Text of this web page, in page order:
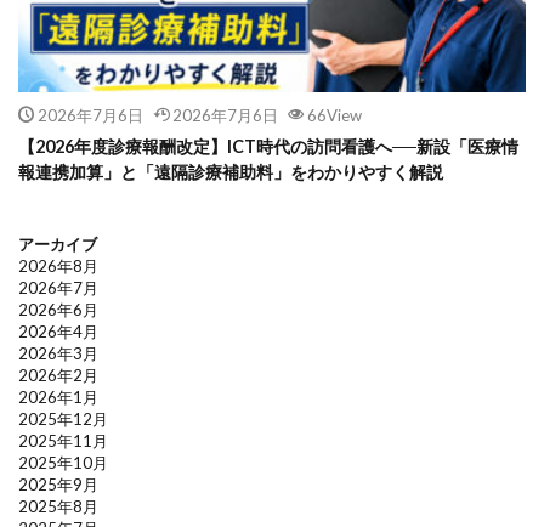
2026年7月6日 2026年7月6日 66View
【2026年度診療報酬改定】ICT時代の訪問看護へ──新設「医療情
報連携加算」と「遠隔診療補助料」をわかりやすく解説
アーカイブ
2026年8月
2026年7月
2026年6月
2026年4月
2026年3月
2026年2月
2026年1月
2025年12月
2025年11月
2025年10月
2025年9月
2025年8月